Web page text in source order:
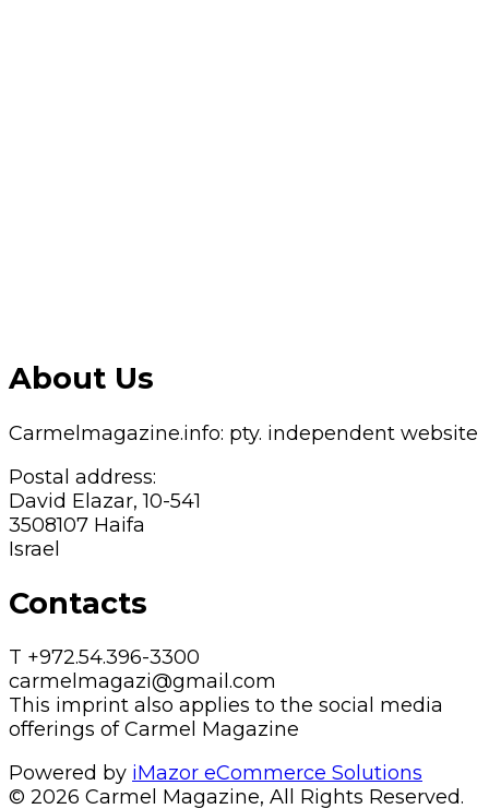
About Us
Carmelmagazine.info: pty. independent website
Postal address:
David Elazar, 10-541
3508107 Haifa
Israel
Contacts
T +972.54.396-3300
carmelmagazi@gmail.com
This imprint also applies to the social media
offerings of Carmel Magazine
Powered by iMazor eCommerce Solutions
© 2026 Carmel Magazine, All Rights Reserved.